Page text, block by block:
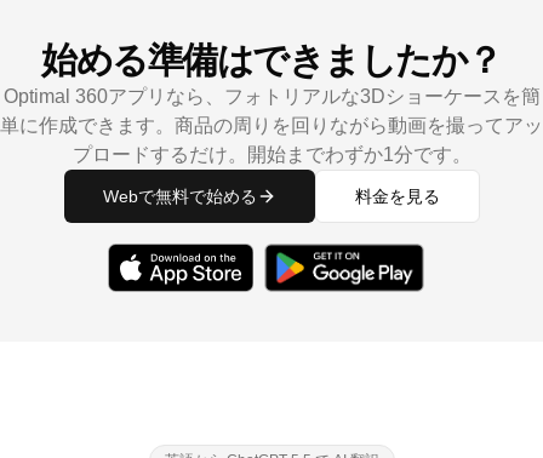
始める準備はできましたか？
Optimal 360アプリなら、フォトリアルな3Dショーケースを簡
単に作成できます。商品の周りを回りながら動画を撮ってアッ
プロードするだけ。開始までわずか1分です。
Webで無料で始める 料金を見る